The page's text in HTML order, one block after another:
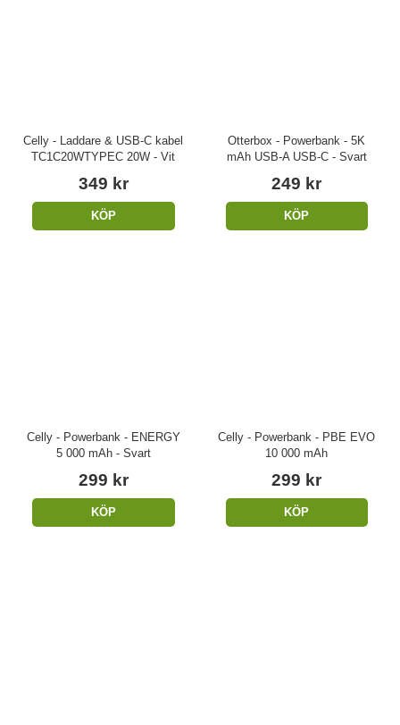
Celly - Laddare & USB-C kabel
TC1C20WTYPEC 20W - Vit
349 kr
KÖP
Otterbox - Powerbank - 5K
mAh USB-A USB-C - Svart
249 kr
KÖP
Celly - Powerbank - ENERGY
5 000 mAh - Svart
299 kr
KÖP
Celly - Powerbank - PBE EVO
10 000 mAh
299 kr
KÖP